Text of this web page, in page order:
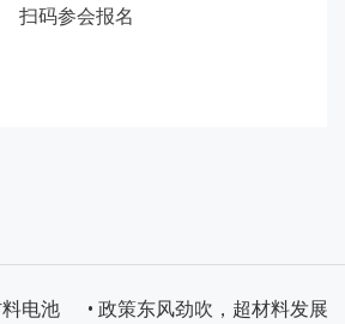
扫码参会报名
电池
• 政策东风劲吹，超材料发展